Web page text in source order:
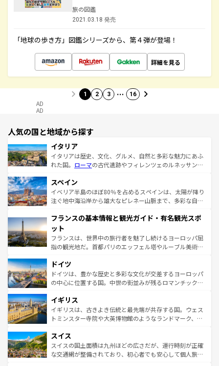
旅の図鑑
2021.03.18 発売
「地球の歩き方」図鑑シリーズから、第４弾が登場！
詳細を見る
1 2 3 … 16
AD
AD
人気の国と地域から探す
イタリア
イタリアは歴史、文化、グルメ、自然と多彩な魅力にあふ
れた国。 ローマの古代遺跡やフィレンツェのルネッサンス
ろん、トスカーナの美しい田園風景やアマルフィ海岸の絶
景など、自然景観も見逃せない。観光の合間には、本場の
ピザやパスタなど、絶品のイタリア料理を堪能することも
ませてくれるイタリアで、忘れられない旅をしてみよう！
なお、新着のイタリア情報は
しい。
スペイン
イベリア半島のほぼ80％を占めるスペインは、太陽が降り
注ぐ地中海沿岸から雄大なピレネー山脈まで、多彩な自然
文化が根付くこの国では、情熱的なフラメンコ、熱気あふ
れる闘牛、そして美味しいタパスが生活の一部となってい
る。首都マドリードの洗練された雰囲気や、バルセロナの
アートに溢れた街角から、地方では古代ローマ遺跡や中世
せる。地方によって風土や気候が異なるスペインはその個
性で訪れる人を魅了する。 なお、新着のスペイン情報は コ
ンテンツ一覧を参照してほしい。
フランスの基本情報と観光ガイド・有名観光スポ
ット
フランスは、世界中の旅行者を魅了し続けるヨーロッパ屈
指の観光地だ。首都パリのエッフェル塔やルーブル美術館
で、幅広い魅力が詰まっている。華麗な宮殿、歴史的な大
聖堂、美しいビーチ、そして豊かな自然が、訪れる者を心
から魅了する。また、フランスは美食の国としても知ら
いる。シャンパンの発祥地であるランス、プロヴァンスの
香り高いラベンダー畑など、多彩な楽しみ方が可能だ。さ
らに、パリ以外の地域にも魅力が溢れており、どの街角に
れる地方に足を運ぶとそれぞれで全く異なる文化を体験で
きるだろう。 なお、新着のフランス情報はコンテンツ一覧
を参照してほしい。
ドイツ
ドイツは、豊かな歴史と多彩な文化が交差するヨーロッパ
の中心に位置する国。中世の街並みが残るロマンチック街
顔を持つこの国は、どこを歩いても飽きることがない。ベ
ルリンの文化的活気、バイエルン州のアルプスの絶景、そ
してライン川沿いのワイン畑といった風景は必見。ビール
は、お酒好きな人にはぜひ体験してほしい。 なお、新着の
ドイツ情報はコンテンツ一覧を参照してほしい。
イギリス
イギリスは、古きよき伝統と最先端が共存する国。ウェス
トミンスター寺院や大英博物館のようなランドマーク、歴
リアごとに異なる魅力がある。また、優雅なアフタヌーン
ティー、ビール好きにはたまらない英国パブ、サッカー観
戦など、本場だからこそできる体験も豊富。イギリスを旅
スイス
スイスの国土面積は九州ほどの広さだが、運行時刻が正確
な交通網が整備されており、初心者でも安心して個人旅行